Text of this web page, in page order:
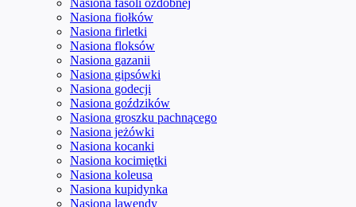
Nasiona fasoli ozdobnej
Nasiona fiołków
Nasiona firletki
Nasiona floksów
Nasiona gazanii
Nasiona gipsówki
Nasiona godecji
Nasiona goździków
Nasiona groszku pachnącego
Nasiona jeżówki
Nasiona kocanki
Nasiona kocimiętki
Nasiona koleusa
Nasiona kupidynka
Nasiona lawendy